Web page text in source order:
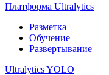
Платформа Ultralytics
Разметка
Обучение
Развертывание
Ultralytics YOLO